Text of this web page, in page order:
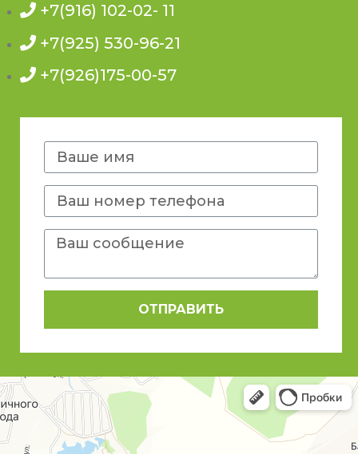
+7(916) 102-02- 11
+7(925) 530-96-21
+7(926)175-00-57
ОТПРАВИТЬ